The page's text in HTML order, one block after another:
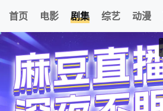
首页 电影 剧集 综艺 动漫
我的观影记录
合著谋杀案
清空